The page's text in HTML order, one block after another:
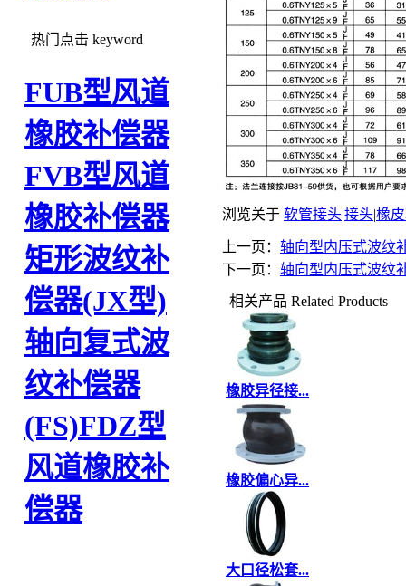
热门点击 keyword
FUB型风道
橡胶补偿器
FVB型风道
橡胶补偿器
矩形波纹补
偿器(JX型)
轴向复式波
纹补偿器
(FS)FDZ型
风道橡胶补
偿器
浏览关于 软管接头|接头|橡
上一页： 轴向型内压式波纹
下一页： 轴向型内压式波纹
相关产品 Related Products
橡胶异径接...
橡胶偏心异...
大口径松套...